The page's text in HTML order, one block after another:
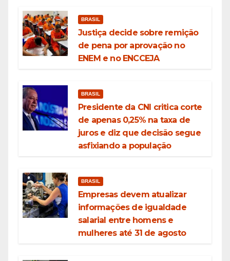
BRASIL
Justiça decide sobre remição
de pena por aprovação no
ENEM e no ENCCEJA
BRASIL
Presidente da CNI critica corte
de apenas 0,25% na taxa de
juros e diz que decisão segue
asfixiando a população
BRASIL
Empresas devem atualizar
informações de igualdade
salarial entre homens e
mulheres até 31 de agosto